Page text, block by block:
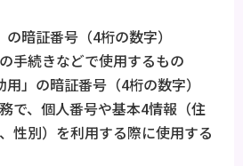
暗証番号（4桁の数字）
手続きなどで使用するもの
」の暗証番号（4桁の数字）
で、個人番号や基本4情報（住
性別）を利用する際に使用する